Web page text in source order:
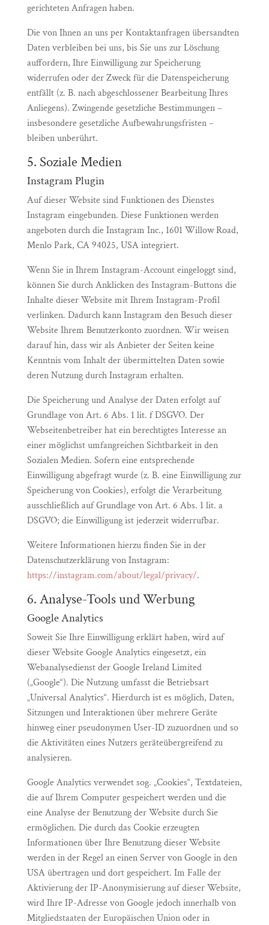
gerichteten Anfragen haben.
Die von Ihnen an uns per Kontaktanfragen übersandten
Daten verbleiben bei uns, bis Sie uns zur Löschung
auffordern, Ihre Einwilligung zur Speicherung
widerrufen oder der Zweck für die Datenspeicherung
entfällt (z. B. nach abgeschlossener Bearbeitung Ihres
Anliegens). Zwingende gesetzliche Bestimmungen –
insbesondere gesetzliche Aufbewahrungsfristen –
bleiben unberührt.
5. Soziale Medien
Instagram Plugin
Auf dieser Website sind Funktionen des Dienstes
Instagram eingebunden. Diese Funktionen werden
angeboten durch die Instagram Inc., 1601 Willow Road,
Menlo Park, CA 94025, USA integriert.
Wenn Sie in Ihrem Instagram-Account eingeloggt sind,
können Sie durch Anklicken des Instagram-Buttons die
Inhalte dieser Website mit Ihrem Instagram-Profil
verlinken. Dadurch kann Instagram den Besuch dieser
Website Ihrem Benutzerkonto zuordnen. Wir weisen
darauf hin, dass wir als Anbieter der Seiten keine
Kenntnis vom Inhalt der übermittelten Daten sowie
deren Nutzung durch Instagram erhalten.
Die Speicherung und Analyse der Daten erfolgt auf
Grundlage von Art. 6 Abs. 1 lit. f DSGVO. Der
Webseitenbetreiber hat ein berechtigtes Interesse an
einer möglichst umfangreichen Sichtbarkeit in den
Sozialen Medien. Sofern eine entsprechende
Einwilligung abgefragt wurde (z. B. eine Einwilligung zur
Speicherung von Cookies), erfolgt die Verarbeitung
ausschließlich auf Grundlage von Art. 6 Abs. 1 lit. a
DSGVO; die Einwilligung ist jederzeit widerrufbar.
Weitere Informationen hierzu finden Sie in der
Datenschutzerklärung von Instagram:
https://instagram.com/about/legal/privacy/.
6. Analyse-Tools und Werbung
Google Analytics
Soweit Sie Ihre Einwilligung erklärt haben, wird auf
dieser Website Google Analytics eingesetzt, ein
Webanalysedienst der Google Ireland Limited
(„Google“). Die Nutzung umfasst die Betriebsart
„Universal Analytics“. Hierdurch ist es möglich, Daten,
Sitzungen und Interaktionen über mehrere Geräte
hinweg einer pseudonymen User-ID zuzuordnen und so
die Aktivitäten eines Nutzers geräteübergreifend zu
analysieren.
Google Analytics verwendet sog. „Cookies“, Textdateien,
die auf Ihrem Computer gespeichert werden und die
eine Analyse der Benutzung der Website durch Sie
ermöglichen. Die durch das Cookie erzeugten
Informationen über Ihre Benutzung dieser Website
werden in der Regel an einen Server von Google in den
USA übertragen und dort gespeichert. Im Falle der
Aktivierung der IP-Anonymisierung auf dieser Website,
wird Ihre IP-Adresse von Google jedoch innerhalb von
Mitgliedstaaten der Europäischen Union oder in